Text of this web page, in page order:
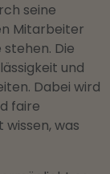
seine
Mitarbeiter
stehen. Die
und
Dabei wird
faire
wissen, was